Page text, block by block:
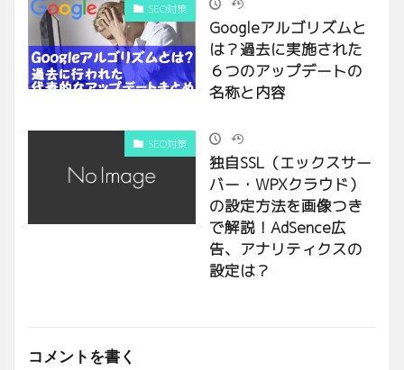
SEO対策
Googleアルゴリズムと
は？過去に実施された
６つのアップデートの
名称と内容
SEO対策
独自SSL（エックスサー
バー・WPXクラウド）
の設定方法を画像つき
で解説！AdSence広
告、アナリティクスの
設定は？
コメントを書く